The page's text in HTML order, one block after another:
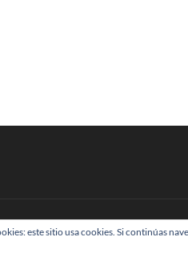
| Diseñado por:Theme
este sitio usa cookies. Si continúas